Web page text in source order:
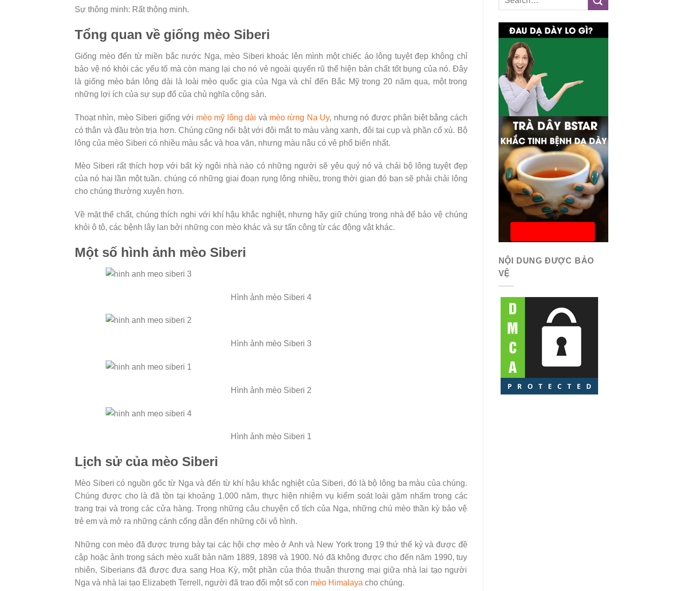
Sự thông minh: Rất thông minh.
Tổng quan về giống mèo Siberi
Giống mèo đến từ miền bắc nước Nga, mèo Siberi khoác lên mình một chiếc áo lông tuyệt đẹp không chỉ
bảo vệ nó khỏi các yếu tố mà còn mang lại cho nó vẻ ngoài quyến rũ thể hiện bản chất tốt bụng của nó. Đây
là giống mèo bán lông dài là loài mèo quốc gia của Nga và chỉ đến Bắc Mỹ trong 20 năm qua, một trong
những lợi ích của sự sụp đổ của chủ nghĩa cộng sản.
Thoạt nhìn, mèo Siberi giống với mèo mỹ lông dài và mèo rừng Na Uy, nhưng nó được phân biệt bằng cách
có thân và đầu tròn trịa hơn. Chúng cũng nổi bật với đôi mắt to màu vàng xanh, đôi tai cụp và phần cổ xù. Bộ
lông của mèo Siberi có nhiều màu sắc và hoa văn, nhưng màu nâu có vẻ phổ biến nhất.
Mèo Siberi rất thích hợp với bất kỳ ngôi nhà nào có những người sẽ yêu quý nó và chải bộ lông tuyệt đẹp
của nó hai lần một tuần. chúng có những giai đoạn rụng lông nhiều, trong thời gian đó bạn sẽ phải chải lông
cho chúng thường xuyên hơn.
Về mặt thể chất, chúng thích nghi với khí hậu khắc nghiệt, nhưng hãy giữ chúng trong nhà để bảo vệ chúng
khỏi ô tô, các bệnh lây lan bởi những con mèo khác và sự tấn công từ các động vật khác.
Một số hình ảnh mèo Siberi
Hình ảnh mèo Siberi 4
Hình ảnh mèo Siberi 3
Hình ảnh mèo Siberi 2
Hình ảnh mèo Siberi 1
Lịch sử của mèo Siberi
Mèo Siberi có nguồn gốc từ Nga và đến từ khí hậu khắc nghiệt của Siberi, đó là bộ lông ba màu của chúng.
Chúng được cho là đã tồn tại khoảng 1.000 năm, thực hiện nhiệm vụ kiểm soát loài gặm nhấm trong các
trang trại và trong các cửa hàng. Trong những câu chuyện cổ tích của Nga, những chú mèo thần kỳ bảo vệ
trẻ em và mở ra những cánh cổng dẫn đến những cõi vô hình.
Những con mèo đã được trưng bày tại các hội chợ mèo ở Anh và New York trong 19 thứ thế kỷ và được đề
cập hoặc ảnh trong sách mèo xuất bản năm 1889, 1898 và 1900. Nó đã không được cho đến năm 1990, tuy
nhiên, Siberians đã được đưa sang Hoa Kỳ, một phần của thỏa thuận thương mại giữa nhà lai tạo người
Nga và nhà lai tạo Elizabeth Terrell, người đã trao đổi một số con mèo Himalaya cho chúng.
NỘI DUNG ĐƯỢC BẢO
VỆ